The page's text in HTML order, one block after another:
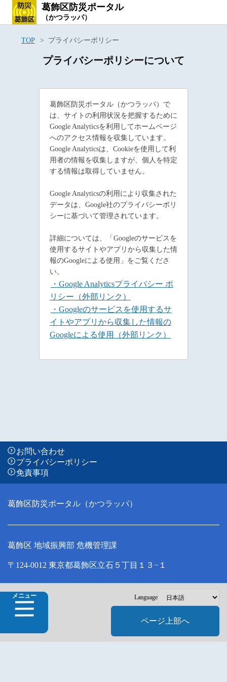
葛飾区防災ポータル
（かつラッパ）
TOP プライバシーポリシー
プライバシーポリシーについて
葛飾区防災ポータル（かつラッパ）で
は、サイトの利用状況を把握するために
Google Analyticsを利用してホームページ
へのアクセス情報を収集しています。
Google Analyticsは、Cookieを使用して利
用者の情報を収集しますが、個人を特定
する情報は取得していません。
Google Analyticsの利用により収集された
データは、Google社のプライバシーポリ
シーに基づいて管理されています。
詳細については、「Googleのサービスを
使用するサイトやアプリから収集した情
報のGoogleによる使用」をご覧くださ
い。
・Google Analyticsプライバシー ポ
リシー（外部リンク）
・Googleのサービスを使用するサ
イトやアプリから収集した情報の
Googleによる使用（外部リンク）
お問い合わせ
プライバシーポリシー
免責事項
葛飾区防災ポータル（かつラッパ）
葛飾区 地域振興部 危機管理課
〒124-0012 東京都葛飾区立石５丁目１３−１
Copyright © Katsushika City, All Rights Reserved.
メニュー Language
ページ上部へ